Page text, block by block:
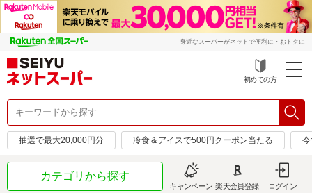
身近なスーパーがネットで便利に・おトクに
初めての方
抽選で最大20,000円分 冷食＆アイスで500円クーポン当たる
カテゴリから探す
キャンペーン 楽天会員登録 ログイン